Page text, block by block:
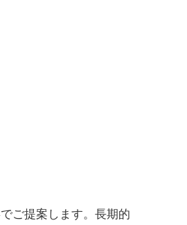
ご提案します。長期的